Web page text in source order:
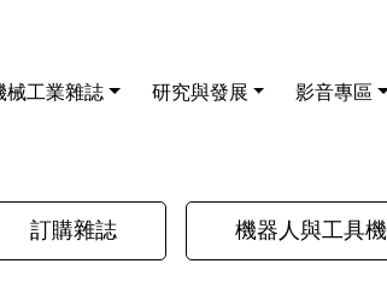
械工業雜誌 研究與發展 影音專區
訂購雜誌 機器人與工具